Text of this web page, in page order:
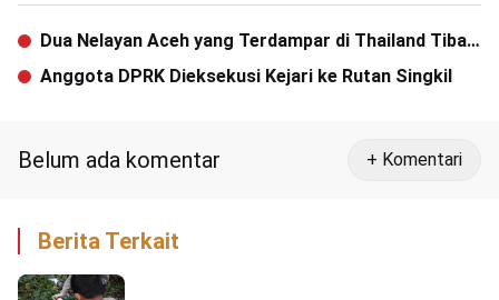
Dua Nelayan Aceh yang Terdampar di Thailand Tiba
di Tanah Air
Anggota DPRK Dieksekusi Kejari ke Rutan Singkil
Belum ada komentar + Komentari
Berita Terkait